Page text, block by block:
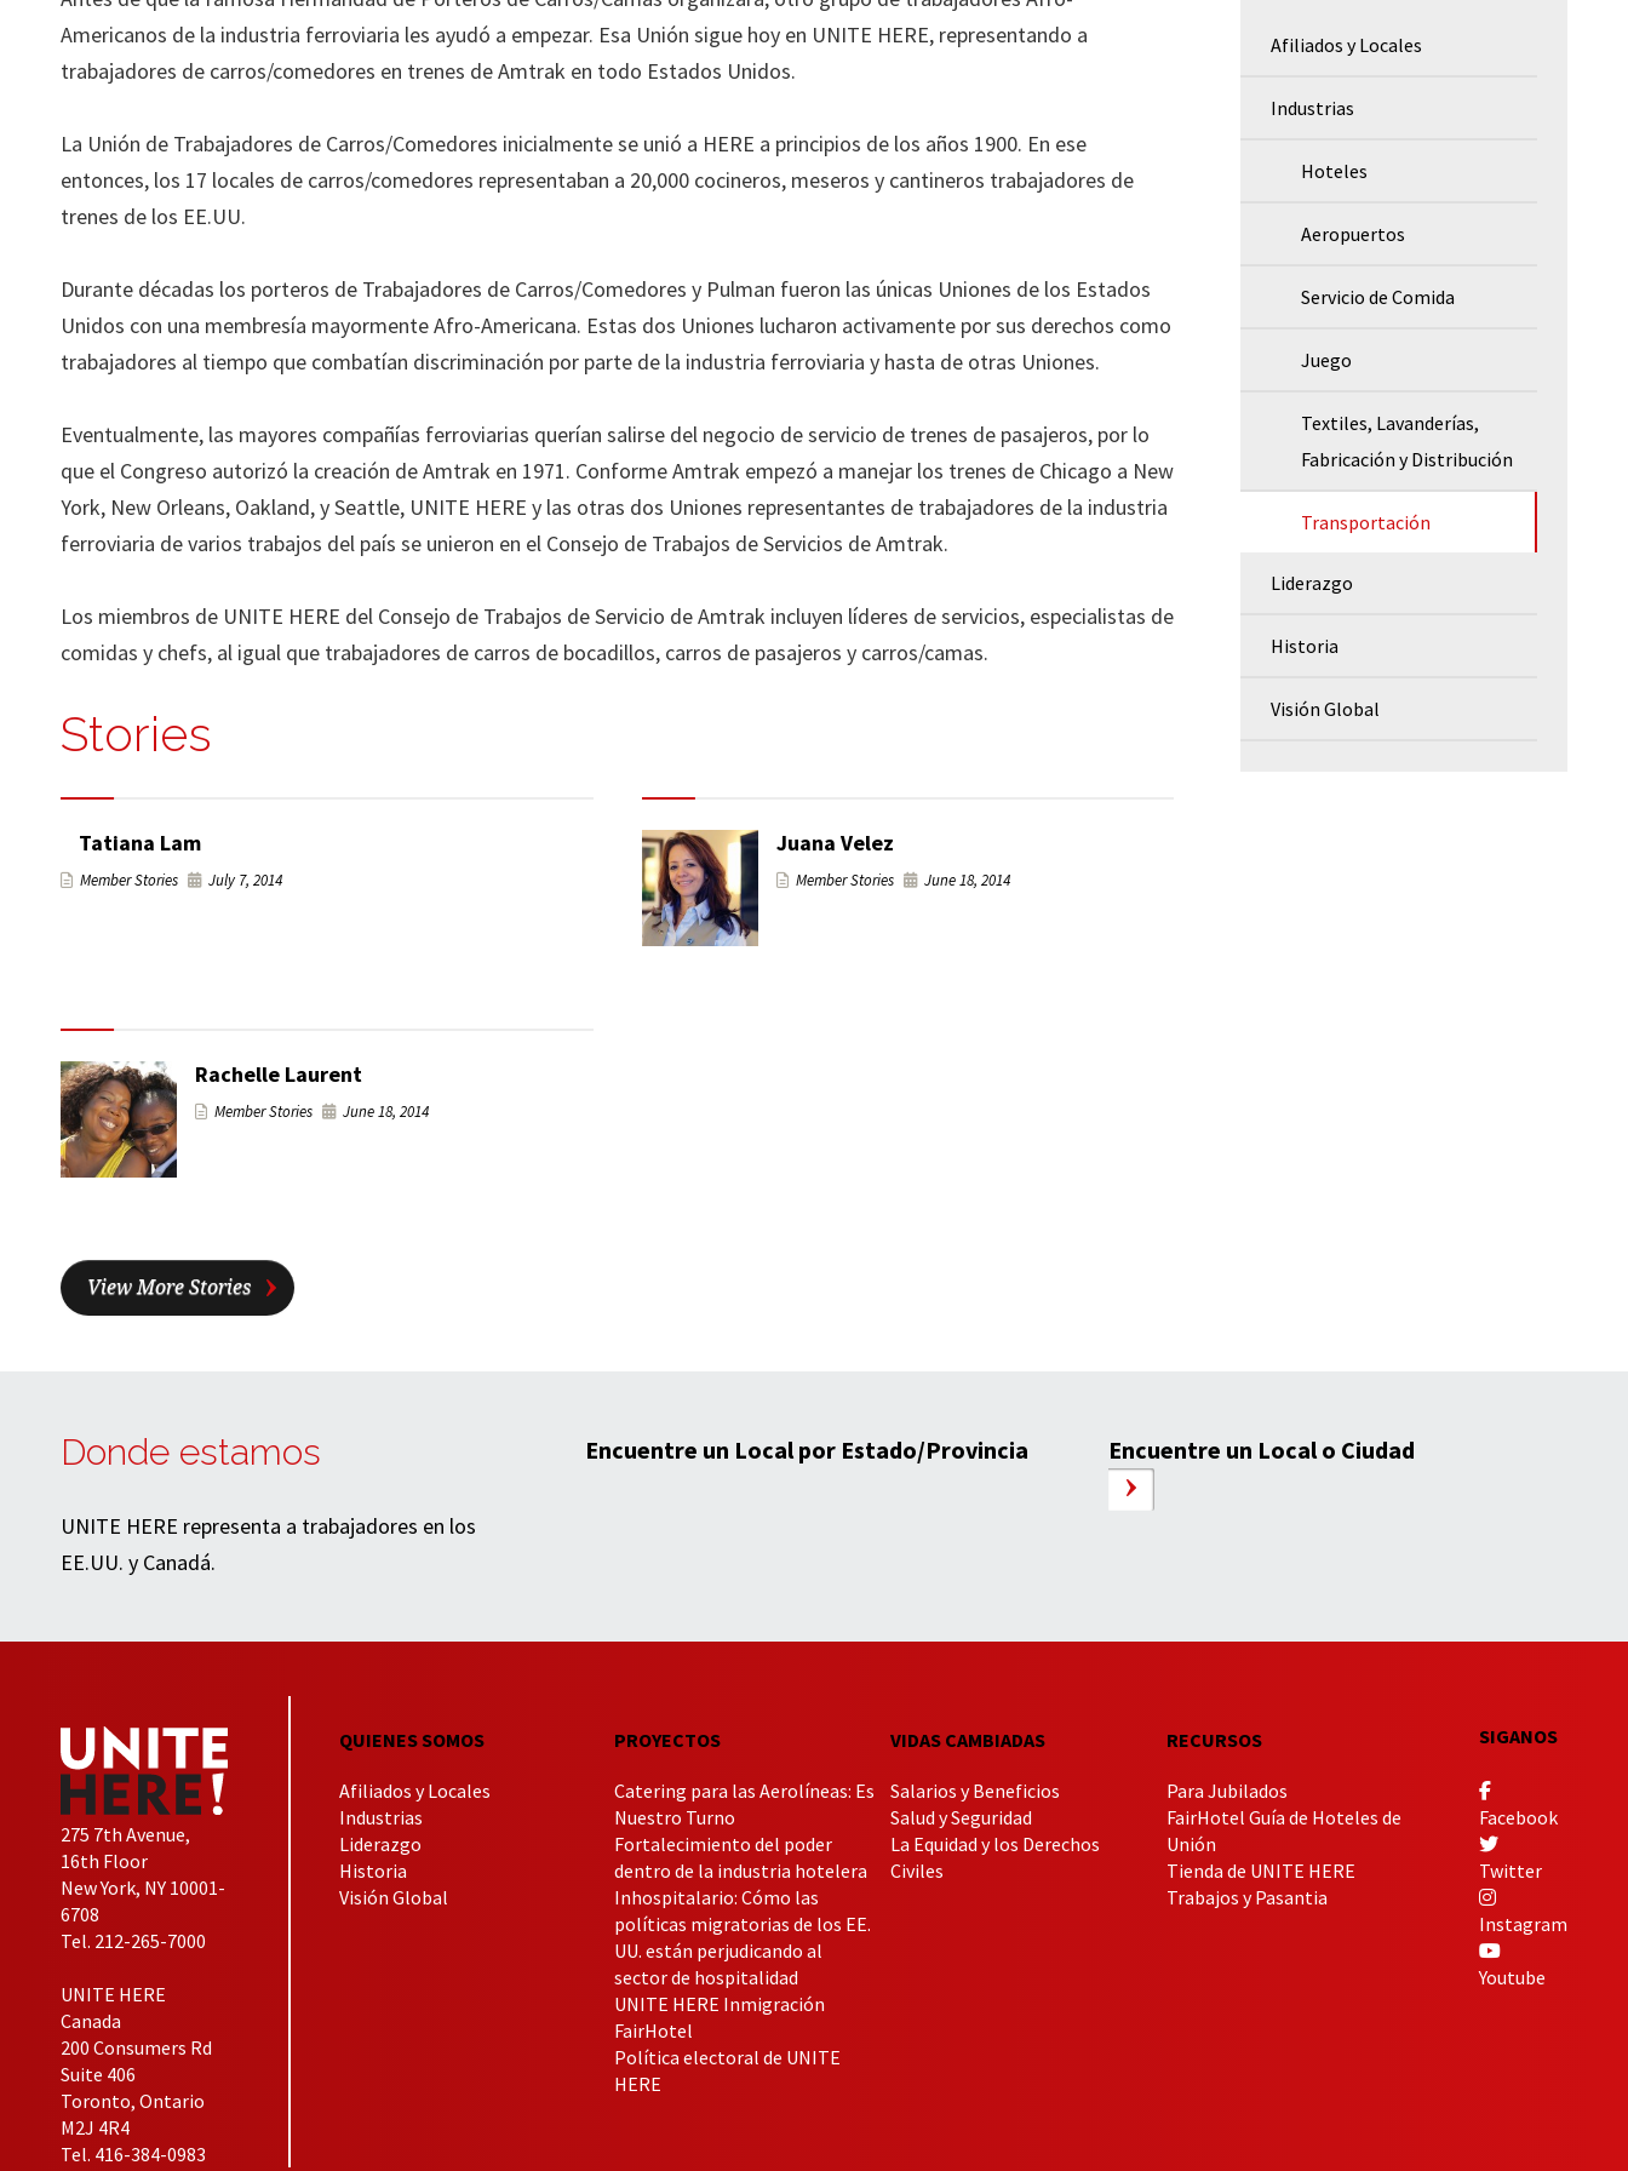
Americanos de la industria ferroviaria les ayudó a empezar. Esa Unión sigue hoy en UNITE HERE, representando a
trabajadores de carros/comedores en trenes de Amtrak en todo Estados Unidos.
La Unión de Trabajadores de Carros/Comedores inicialmente se unió a HERE a principios de los años 1900. En ese
entonces, los 17 locales de carros/comedores representaban a 20,000 cocineros, meseros y cantineros trabajadores de
trenes de los EE.UU.
Durante décadas los porteros de Trabajadores de Carros/Comedores y Pulman fueron las únicas Uniones de los Estados
Unidos con una membresía mayormente Afro-Americana. Estas dos Uniones lucharon activamente por sus derechos como
trabajadores al tiempo que combatían discriminación por parte de la industria ferroviaria y hasta de otras Uniones.
Eventualmente, las mayores compañías ferroviarias querían salirse del negocio de servicio de trenes de pasajeros, por lo
que el Congreso autorizó la creación de Amtrak en 1971. Conforme Amtrak empezó a manejar los trenes de Chicago a New
York, New Orleans, Oakland, y Seattle, UNITE HERE y las otras dos Uniones representantes de trabajadores de la industria
ferroviaria de varios trabajos del país se unieron en el Consejo de Trabajos de Servicios de Amtrak.
Los miembros de UNITE HERE del Consejo de Trabajos de Servicio de Amtrak incluyen líderes de servicios, especialistas de
comidas y chefs, al igual que trabajadores de carros de bocadillos, carros de pasajeros y carros/camas.
Stories
Tatiana Lam
Member Stories July 7, 2014
Juana Velez
Member Stories June 18, 2014
Rachelle Laurent
Member Stories June 18, 2014
View More Stories
Afiliados y Locales
Industrias
Hoteles
Aeropuertos
Servicio de Comida
Juego
Textiles, Lavanderías,
Fabricación y Distribución
Transportación
Liderazgo
Historia
Visión Global
Donde estamos
UNITE HERE representa a trabajadores en los
EE.UU. y Canadá.
Encuentre un Local por Estado/Provincia Encuentre un Local o Ciudad
275 7th Avenue,
16th Floor
New York, NY 10001-
6708
Tel. 212-265-7000
UNITE HERE
Canada
200 Consumers Rd
Suite 406
Toronto, Ontario
M2J 4R4
Tel. 416-384-0983
QUIENES SOMOS
Afiliados y Locales
Industrias
Liderazgo
Historia
Visión Global
PROYECTOS
Catering para las Aerolíneas: Es
Nuestro Turno
Fortalecimiento del poder
dentro de la industria hotelera
Inhospitalario: Cómo las
políticas migratorias de los EE.
UU. están perjudicando al
sector de hospitalidad
UNITE HERE Inmigración
FairHotel
Política electoral de UNITE
HERE
VIDAS CAMBIADAS
Salarios y Beneficios
Salud y Seguridad
La Equidad y los Derechos
Civiles
RECURSOS
Para Jubilados
FairHotel Guía de Hoteles de
Unión
Tienda de UNITE HERE
Trabajos y Pasantia
SIGANOS
Facebook
Twitter
Instagram
Youtube